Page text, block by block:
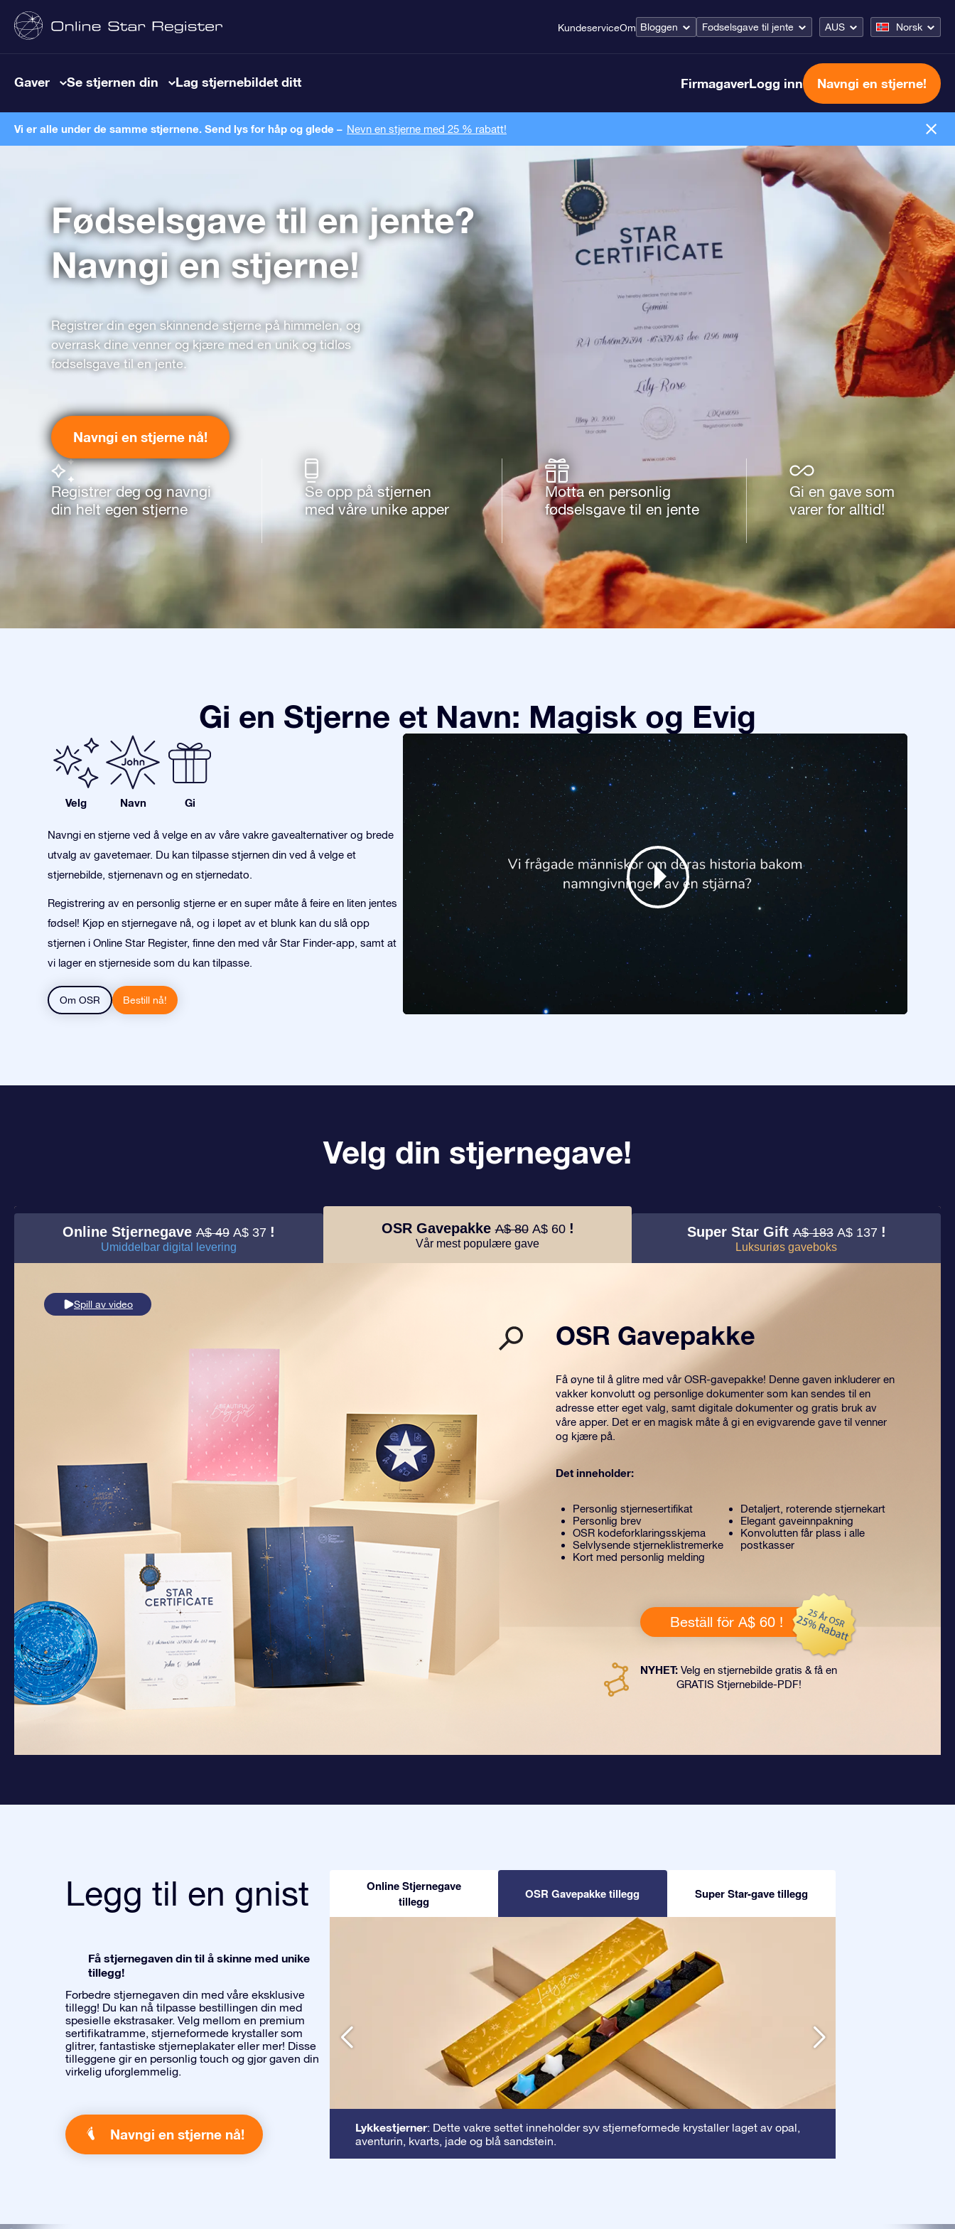
KundeserviceOm Bloggen Fødselsgave til jente AUS Norsk
Gaver Se stjernen din Lag stjernebildet ditt FirmagaverLogg inn Navngi en stjerne!
Vi er alle under de samme stjernene. Send lys for håp og glede – Nevn en stjerne med 25 % rabatt!
Fødselsgave til en jente?
Navngi en stjerne!
Registrer din egen skinnende stjerne på himmelen, og
overrask dine venner og kjære med en unik og tidløs
fødselsgave til en jente.
Navngi en stjerne nå!
Registrer deg og navngi
din helt egen stjerne
Se opp på stjernen
med våre unike apper
Motta en personlig
fødselsgave til en jente
Gi en gave som
varer for alltid!
Gi en Stjerne et Navn: Magisk og Evig
Velg Navn Gi
Navngi en stjerne ved å velge en av våre vakre gavealternativer og brede
utvalg av gavetemaer. Du kan tilpasse stjernen din ved å velge et
stjernebilde, stjernenavn og en stjernedato.
Registrering av en personlig stjerne er en super måte å feire en liten jentes
fødsel! Kjøp en stjernegave nå, og i løpet av et blunk kan du slå opp
stjernen i Online Star Register, finne den med vår Star Finder-app, samt at
vi lager en stjerneside som du kan tilpasse.
Om OSR Bestill nå!
Velg din stjernegave!
Online StjernegaveA$ 49 A$ 37 !
Umiddelbar digital levering
OSR GavepakkeA$ 80 A$ 60 !
Vår mest populære gave
Super Star GiftA$ 183 A$ 137 !
Luksuriøs gaveboks
Spill av video
OSR Gavepakke
Få øyne til å glitre med vår OSR-gavepakke! Denne gaven inkluderer en
vakker konvolutt og personlige dokumenter som kan sendes til en
adresse etter eget valg, samt digitale dokumenter og gratis bruk av
våre apper. Det er en magisk måte å gi en evigvarende gave til venner
og kjære på.
Det inneholder:
Personlig stjernesertifikat
Personlig brev
OSR kodeforklaringsskjema
Selvlysende stjerneklistremerke
Kort med personlig melding
Detaljert, roterende stjernekart
Elegant gaveinnpakning
Konvolutten får plass i alle
postkasser
Beställ för A$ 60 !
NYHET: Velg en stjernebilde gratis & få en
GRATIS Stjernebilde-PDF!
Legg til en gnist
Få stjernegaven din til å skinne med unike
tillegg!
Forbedre stjernegaven din med våre eksklusive
tillegg! Du kan nå tilpasse bestillingen din med
spesielle ekstrasaker. Velg mellom en premium
sertifikatramme, stjerneformede krystaller som
glitrer, fantastiske stjerneplakater eller mer! Disse
tilleggene gir en personlig touch og gjør gaven din
virkelig uforglemmelig.
Navngi en stjerne nå!
Online Stjernegave
tillegg
OSR Gavepakke tillegg Super Star-gave tillegg
Lykkestjerner: Dette vakre settet inneholder syv stjerneformede krystaller laget av opal,
aventurin, kvarts, jade og blå sandstein.